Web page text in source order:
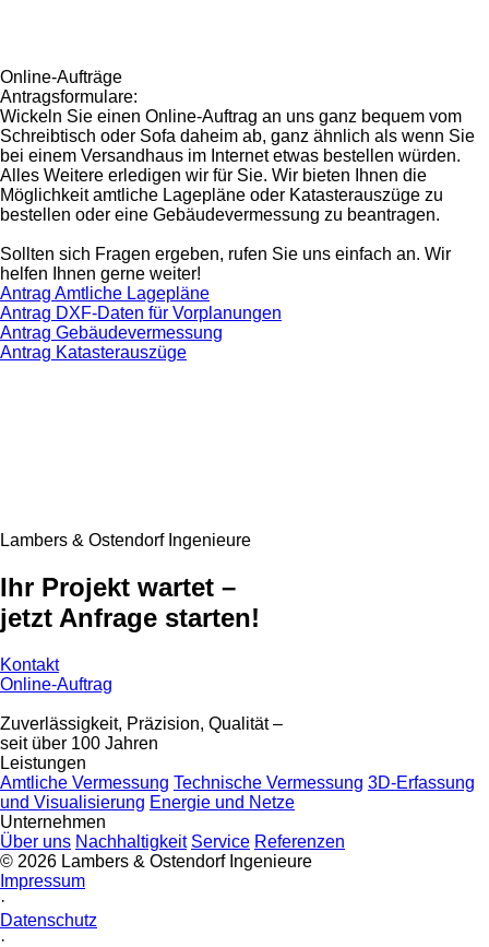
Online-Aufträge
Antragsformulare:
Wickeln Sie einen Online-Auftrag an uns ganz bequem vom
Schreibtisch oder Sofa daheim ab, ganz ähnlich als wenn Sie
bei einem Versandhaus im Internet etwas bestellen würden.
Alles Weitere erledigen wir für Sie. Wir bieten Ihnen die
Möglichkeit amtliche Lagepläne oder Katasterauszüge zu
bestellen oder eine Gebäudevermessung zu beantragen.
Sollten sich Fragen ergeben, rufen Sie uns einfach an. Wir
helfen Ihnen gerne weiter!
Antrag Amtliche Lagepläne
Antrag DXF-Daten für Vorplanungen
Antrag Gebäudevermessung
Antrag Katasterauszüge
Lambers & Ostendorf Ingenieure
Ihr Projekt wartet –
jetzt Anfrage starten!
Kontakt
Online-Auftrag
Zuverlässigkeit, Präzision, Qualität –
seit über 100 Jahren
Leistungen
Amtliche Vermessung Technische Vermessung 3D-Erfassung
und Visualisierung Energie und Netze
Unternehmen
Über uns Nachhaltigkeit Service Referenzen
© 2026 Lambers & Ostendorf Ingenieure
Impressum
·
Datenschutz
·